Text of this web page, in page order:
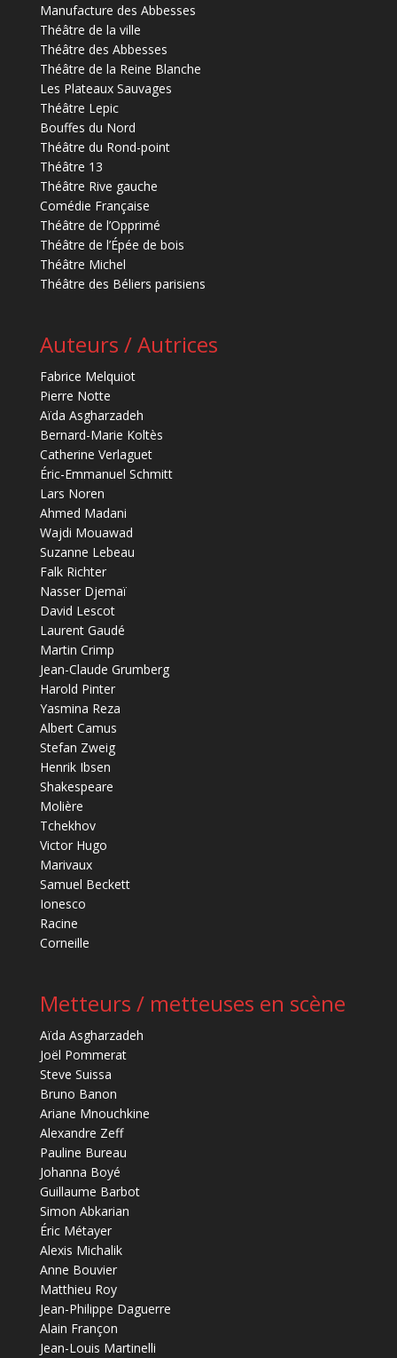
Manufacture des Abbesses
Théâtre de la ville
Théâtre des Abbesses
Théâtre de la Reine Blanche
Les Plateaux Sauvages
Théâtre Lepic
Bouffes du Nord
Théâtre du Rond-point
Théâtre 13
Théâtre Rive gauche
Comédie Française
Théâtre de l’Opprimé
Théâtre de l’Épée de bois
Théâtre Michel
Théâtre des Béliers parisiens
Auteurs / Autrices
Fabrice Melquiot
Pierre Notte
Aïda Asgharzadeh
Bernard-Marie Koltès
Catherine Verlaguet
Éric-Emmanuel Schmitt
Lars Noren
Ahmed Madani
Wajdi Mouawad
Suzanne Lebeau
Falk Richter
Nasser Djemaï
David Lescot
Laurent Gaudé
Martin Crimp
Jean-Claude Grumberg
Harold Pinter
Yasmina Reza
Albert Camus
Stefan Zweig
Henrik Ibsen
Shakespeare
Molière
Tchekhov
Victor Hugo
Marivaux
Samuel Beckett
Ionesco
Racine
Corneille
Metteurs / metteuses en scène
Aïda Asgharzadeh
Joël Pommerat
Steve Suissa
Bruno Banon
Ariane Mnouchkine
Alexandre Zeff
Pauline Bureau
Johanna Boyé
Guillaume Barbot
Simon Abkarian
Éric Métayer
Alexis Michalik
Anne Bouvier
Matthieu Roy
Jean-Philippe Daguerre
Alain Françon
Jean-Louis Martinelli